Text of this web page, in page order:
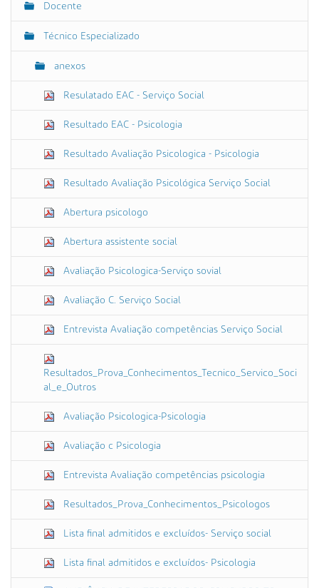
N
Docente
Técnico Especializado
anexos
Resulatado EAC - Serviço Social
Resultado EAC - Psicologia
Resultado Avaliação Psicologica - Psicologia
Resultado Avaliação Psicológica Serviço Social
Abertura psicologo
Abertura assistente social
Avaliação Psicologica-Serviço sovial
Avaliação C. Serviço Social
Entrevista Avaliação competências Serviço Social
Resultados_Prova_Conhecimentos_Tecnico_Servico_Soci
al_e_Outros
Avaliação Psicologica-Psicologia
Avaliação c Psicologia
Entrevista Avaliação competências psicologia
Resultados_Prova_Conhecimentos_Psicologos
Lista final admitidos e excluídos- Serviço social
Lista final admitidos e excluídos- Psicologia